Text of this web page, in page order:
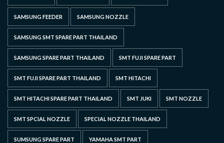
SAMSUNG FEEDER SAMSUNG NOZZLE
SAMSUNG SMT SPARE PART THAILAND
SAMSUNG SPARE PART THAILAND SMT FUJI SPARE PART
SMT FUJI SPARE PART THAILAND SMT HITACHI
SMT HITACHI SPARE PART THAILAND SMT JUKI SMT NOZZLE
SMT SPCIAL NOZZLE SPECIAL NOZZLE THAILAND
SUMSUNG SPARE PART YAMAHA SMT PART